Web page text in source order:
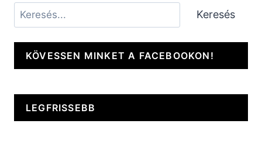
Keresés Keresés
KÖVESSEN MINKET A FACEBOOKON!
LEGFRISSEBB